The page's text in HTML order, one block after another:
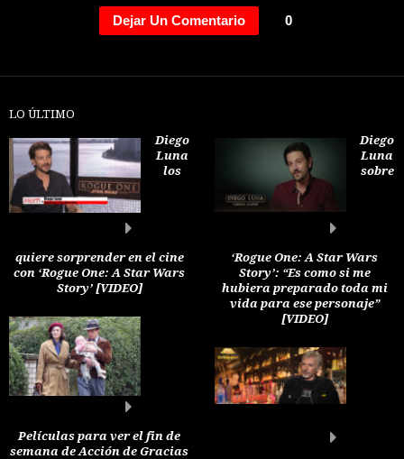
Dejar Un Comentario 0
LO ÚLTIMO
Diego
Luna
los
quiere sorprender en el cine
con ‘Rogue One: A Star Wars
Story’ [VIDEO]
Diego
Luna
sobre
‘Rogue One: A Star Wars
Story’: “Es como si me
hubiera preparado toda mi
vida para ese personaje”
[VIDEO]
Películas para ver el fin de
semana de Acción de Gracias